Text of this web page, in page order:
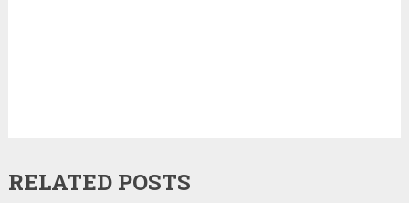
RELATED POSTS